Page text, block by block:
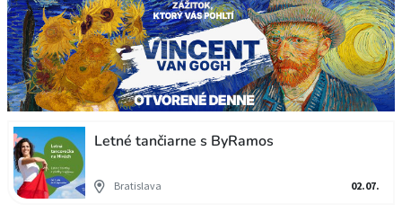
Letné tančiarne s ByRamos
Bratislava 02.07.